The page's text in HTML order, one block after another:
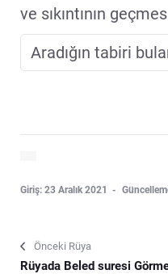
ve sıkıntının
Giriş: 23 Aralık 2021
Önceki Rüya
Rüyada Beled suresi